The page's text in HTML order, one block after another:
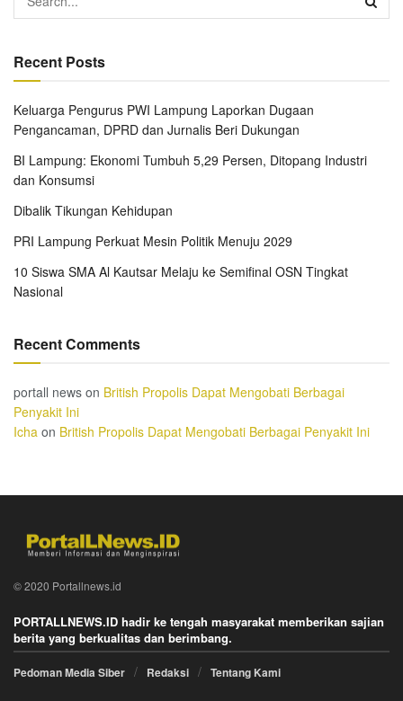
Recent Posts
Keluarga Pengurus PWI Lampung Laporkan Dugaan
Pengancaman, DPRD dan Jurnalis Beri Dukungan
BI Lampung: Ekonomi Tumbuh 5,29 Persen, Ditopang Industri
dan Konsumsi
Dibalik Tikungan Kehidupan
PRI Lampung Perkuat Mesin Politik Menuju 2029
10 Siswa SMA Al Kautsar Melaju ke Semifinal OSN Tingkat
Nasional
Recent Comments
portall news on British Propolis Dapat Mengobati Berbagai
Penyakit Ini
Icha on British Propolis Dapat Mengobati Berbagai Penyakit Ini
© 2020 Portallnews.id
PORTALLNEWS.ID hadir ke tengah masyarakat memberikan sajian
berita yang berkualitas dan berimbang.
Pedoman Media Siber Redaksi Tentang Kami